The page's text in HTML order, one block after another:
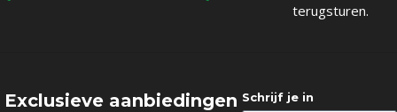
terugsturen.
Exclusieve aanbiedingen Schrijf je in